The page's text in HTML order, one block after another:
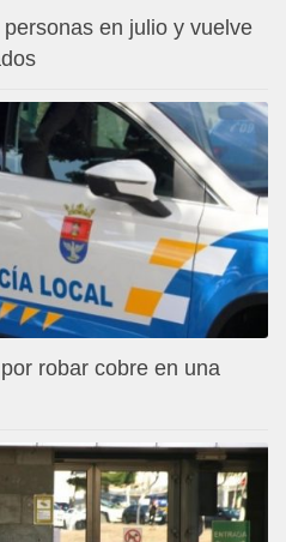
en julio y vuelve
robar cobre en una